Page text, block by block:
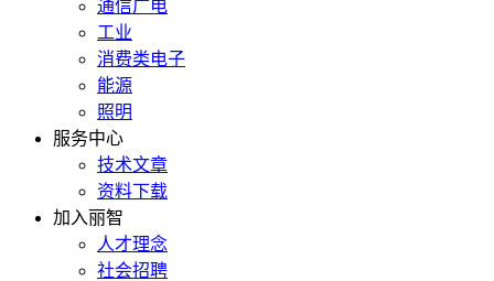
通信广电
工业
消费类电子
能源
照明
服务中心
技术文章
资料下载
加入丽智
人才理念
社会招聘